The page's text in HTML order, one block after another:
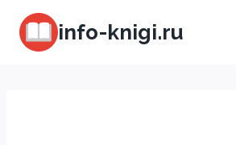
Перейти
содержимому
info-knigi.ru